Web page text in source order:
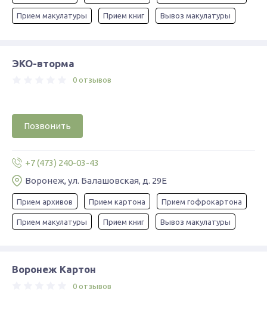
Прием макулатуры Прием книг Вывоз макулатуры
ЭКО-вторма
0 отзывов
Позвонить
+7 (473) 240-03-43
Воронеж, ул. Балашовская, д. 29Е
Прием архивов Прием картона Прием гофрокартона
Прием макулатуры Прием книг Вывоз макулатуры
Воронеж Картон
0 отзывов